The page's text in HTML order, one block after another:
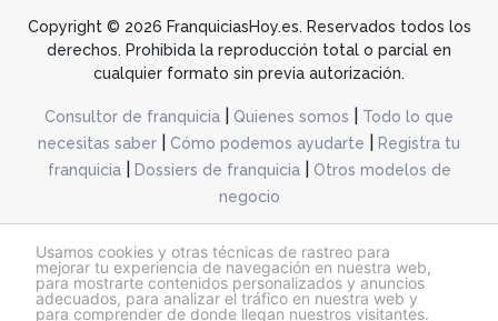
Usamos cookies y otras técnicas de rastreo para
mejorar tu experiencia de navegación en nuestra web,
para mostrarte contenidos personalizados y anuncios
adecuados, para analizar el tráfico en nuestra web y
para comprender de donde llegan nuestros visitantes.
Copyright © 2026 FranquiciasHoy.es. Reservados todos los
derechos. Prohibida la reproducción total o parcial en
cualquier formato sin previa autorización.
Consultor de franquicia Quienes somos
Todo lo que
necesitas saber
Cómo podemos ayudarte
Registra tu
franquicia| Dossiers de franquicia|
Otros modelos de
negocio
@franquiciashoy.es |Aviso legal| Política de cookies|Política de privacidad